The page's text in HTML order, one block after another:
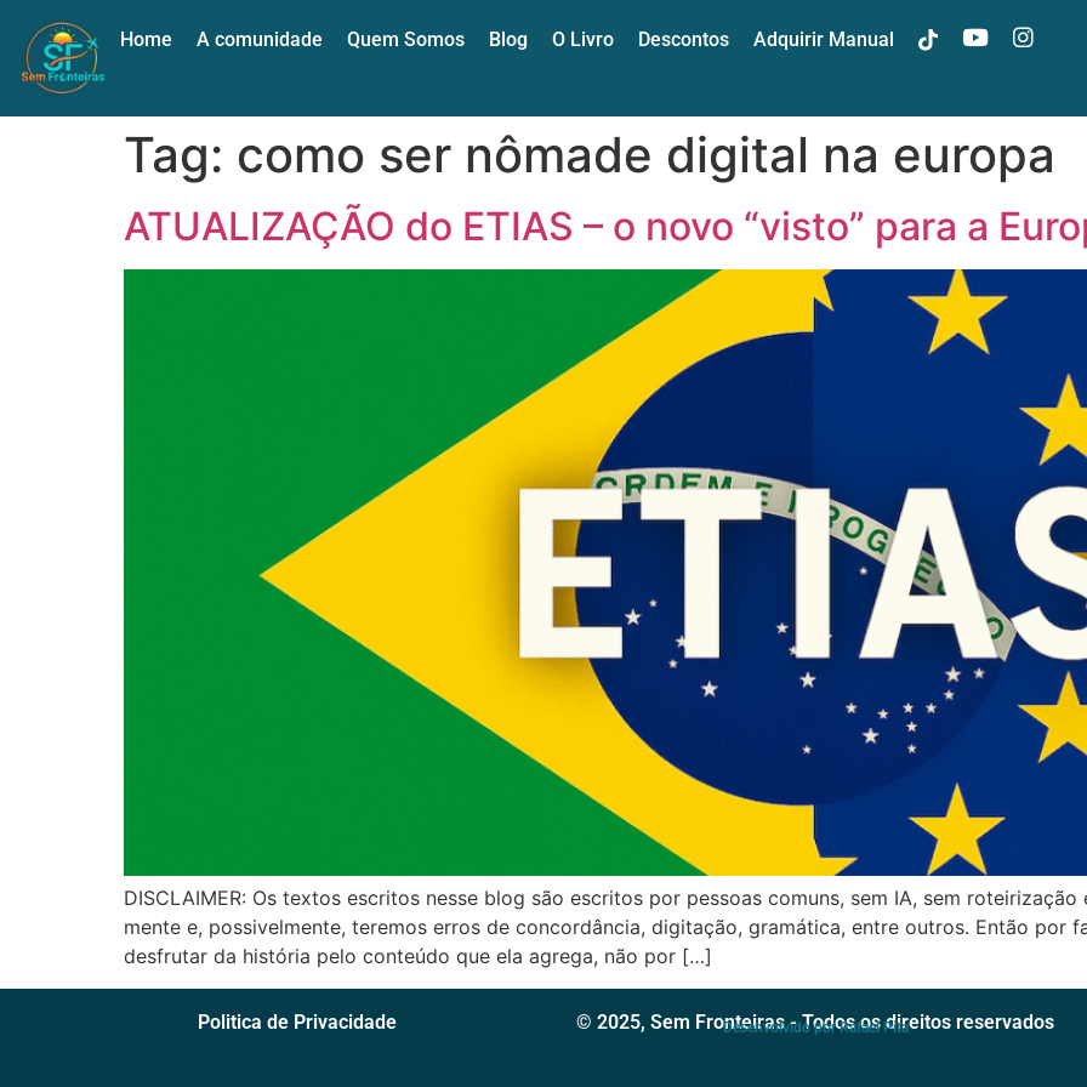
Home A comunidade Quem Somos Blog O Livro Descontos Adquirir Manual t y i
Tag: como ser nômade digital na europa
ATUALIZAÇÃO do ETIAS – o novo “visto” para a
DISCLAIMER: Os textos escritos nesse blog são escritos por pessoas comuns, sem IA, sem
mente e, possivelmente, teremos erros de concordância, digitação, gramática, entre outros. Então por
desfrutar da história pelo conteúdo que ela agrega, não por […]
Politica de Privacidade © 2025, Sem Fronteiras - Todos os direitos reservados
Desenvolvido por Rafael Pita